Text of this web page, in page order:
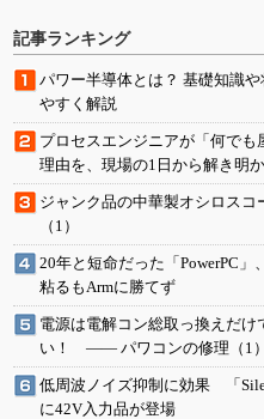
記事ランキング
パワー半導体とは？ 基礎知識や
やすく解説
プロセスエンジニアが「何でも
理由を、現場の1日から解き明
ジャンク品の中華製オシロスコ
（1）
20年と短命だった「PowerPC」
粘るもArmに勝てず
電源は電解コン総取っ換えだけ
い！ ―― パワコンの修理（1）
低周波ノイズ抑制に効果 「
に42V入力品が登場